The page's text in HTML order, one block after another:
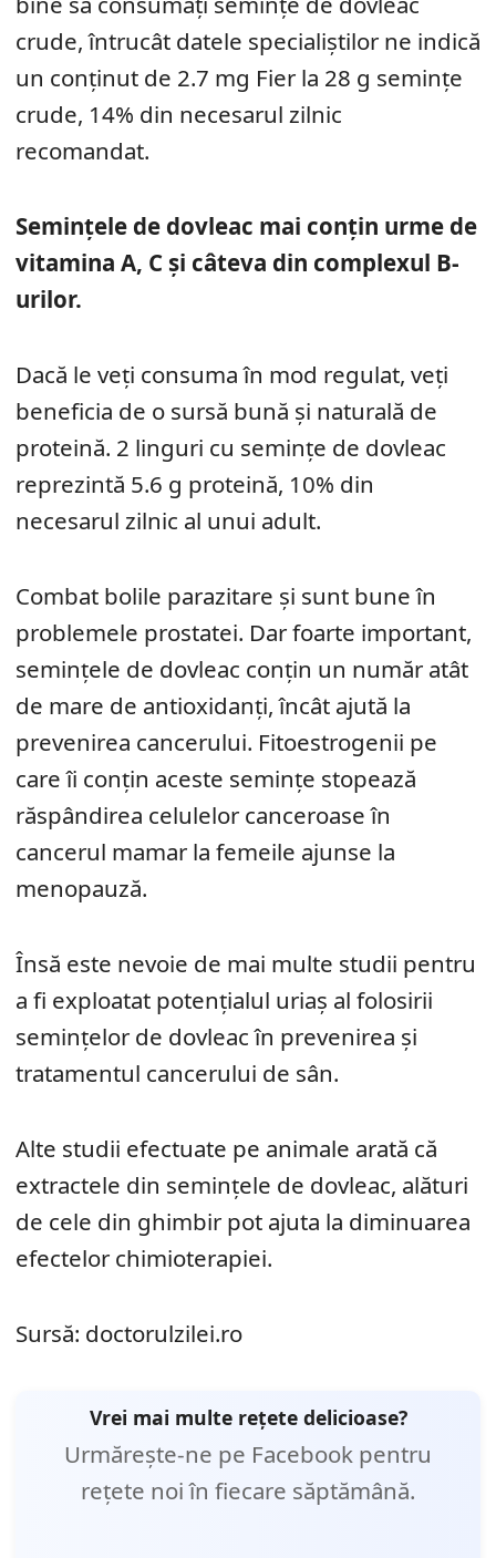
crude, întrucât datele specialiștilor ne indică
un conținut de 2.7 mg Fier la 28 g semințe
crude, 14% din necesarul zilnic
recomandat.
Semințele de dovleac mai conțin urme de
vitamina A, C și câteva din complexul B-
urilor.
Dacă le veți consuma în mod regulat, veți
beneficia de o sursă bună și naturală de
proteină. 2 linguri cu semințe de dovleac
reprezintă 5.6 g proteină, 10% din
necesarul zilnic al unui adult.
Combat bolile parazitare și sunt bune în
problemele prostatei. Dar foarte important,
semințele de dovleac conțin un număr atât
de mare de antioxidanți, încât ajută la
prevenirea cancerului. Fitoestrogenii pe
care îi conțin aceste semințe stopează
răspândirea celulelor canceroase în
cancerul mamar la femeile ajunse la
menopauză.
Însă este nevoie de mai multe studii pentru
a fi exploatat potențialul uriaș al folosirii
semințelor de dovleac în prevenirea și
tratamentul cancerului de sân.
Alte studii efectuate pe animale arată că
extractele din semințele de dovleac, alături
de cele din ghimbir pot ajuta la diminuarea
efectelor chimioterapiei.
Sursă: doctorulzilei.ro
Vrei mai multe rețete delicioase?
Urmărește-ne pe Facebook pentru
rețete noi în fiecare săptămână.